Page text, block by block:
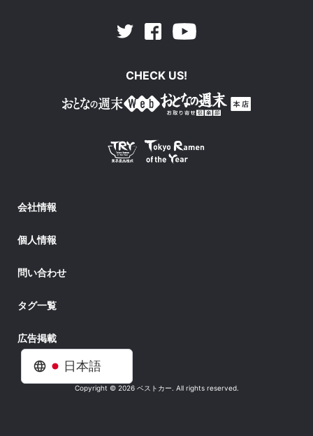
日本語
Twitter Facebook
CHECK US!
会社情報
個人情報
問い合わせ
タグ一覧
広告掲載
Copyright © 2026 ベストカー. All rights reserved.